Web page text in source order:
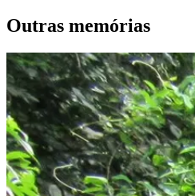
Outras memórias